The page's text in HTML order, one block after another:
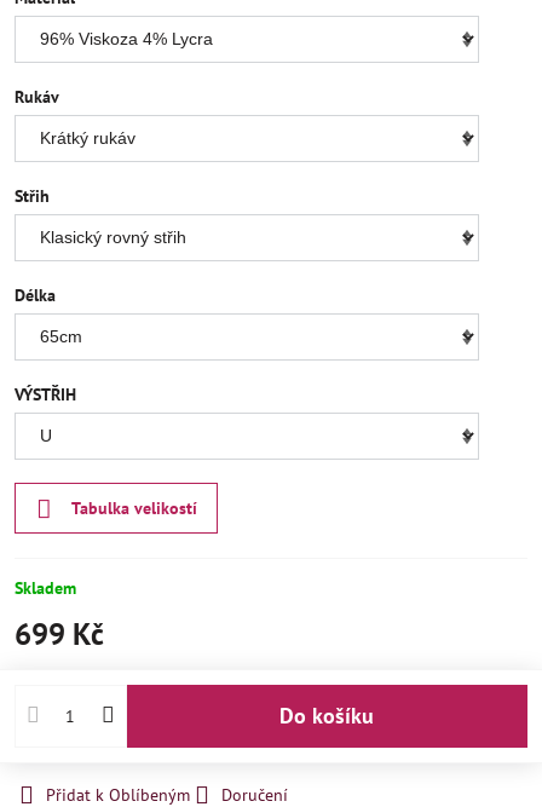
Rukáv
Střih
Délka
VÝSTŘIH
Tabulka velikostí
Skladem
699 Kč
Do košíku
Přidat k Oblíbeným
Doručení